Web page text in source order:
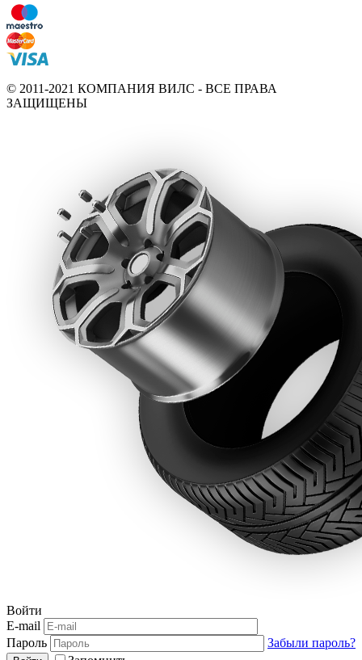
© 2011-2021 КОМПАНИЯ ВИЛС - ВСЕ ПРАВА
ЗАЩИЩЕНЫ
Войти
E-mail
Пароль
Забыли пароль?